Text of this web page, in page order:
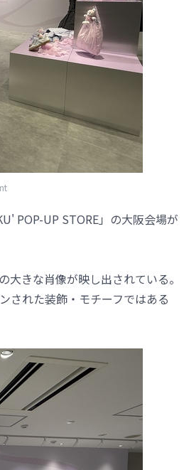
POP-UP STORE」の大阪会場が
大きな肖像が映し出されている。
された装飾・モチーフではある